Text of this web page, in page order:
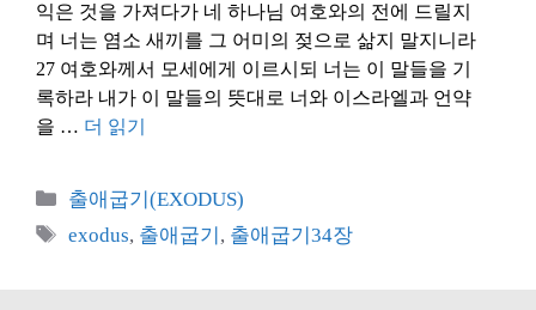
익은 것을 가져다가 네 하나님 여호와의 전에 드릴지
며 너는 염소 새끼를 그 어미의 젖으로 삶지 말지니라
27 여호와께서 모세에게 이르시되 너는 이 말들을 기
록하라 내가 이 말들의 뜻대로 너와 이스라엘과 언약
을 … 더 읽기
카
출애굽기(EXODUS)
태
exodus, 출애굽기 , 출애굽기34장